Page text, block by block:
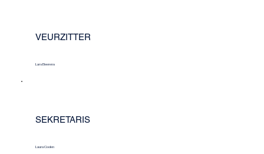
VEURZITTER
Lars Beerens
SEKRETARIS
Laura Coolen